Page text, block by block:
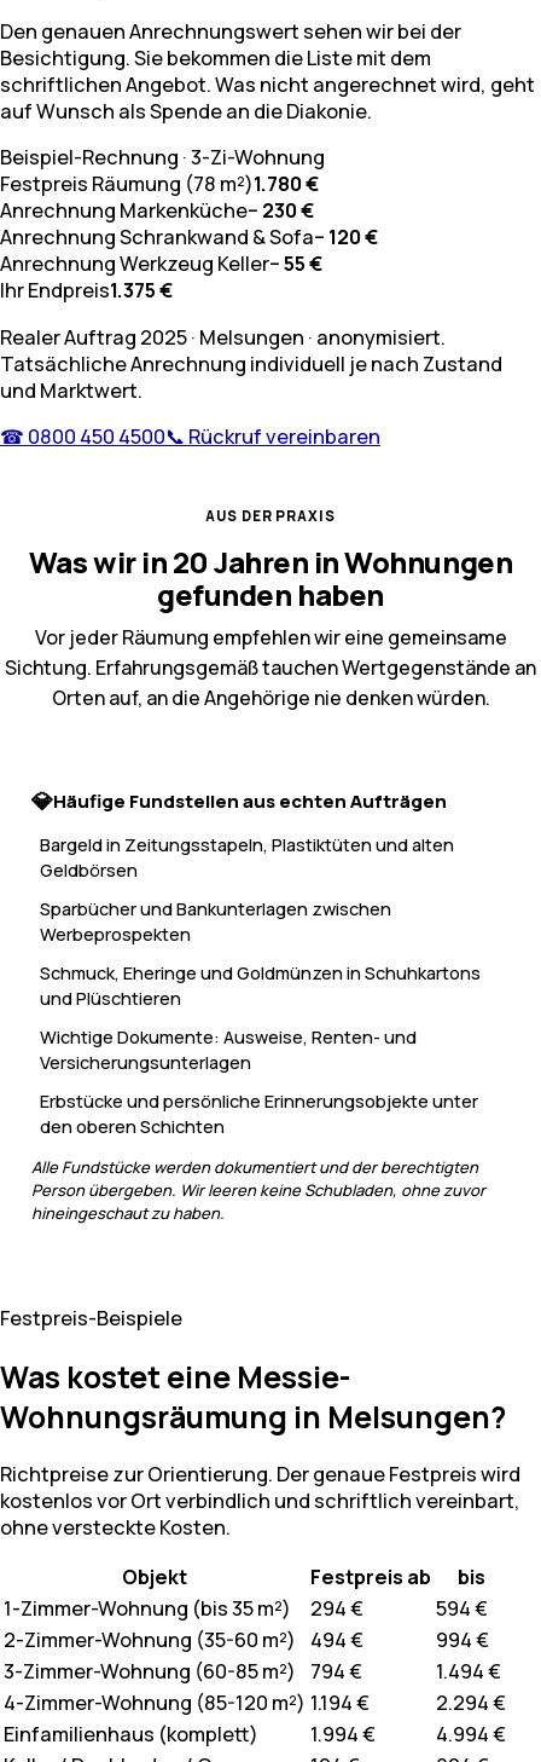
Den genauen Anrechnungswert sehen wir bei der
Besichtigung. Sie bekommen die Liste mit dem
schriftlichen Angebot. Was nicht angerechnet wird, geht
auf Wunsch als Spende an die Diakonie.
Beispiel-Rechnung · 3-Zi-Wohnung
Festpreis Räumung (78 m²)1.780 €
Anrechnung Markenküche− 230 €
Anrechnung Schrankwand & Sofa− 120 €
Anrechnung Werkzeug Keller− 55 €
Ihr Endpreis1.375 €
Realer Auftrag 2025 · Melsungen · anonymisiert.
Tatsächliche Anrechnung individuell je nach Zustand
und Marktwert.
☎ 0800 450 4500📞 Rückruf vereinbaren
AUS DER PRAXIS
Was wir in 20 Jahren in Wohnungen
gefunden haben
Vor jeder Räumung empfehlen wir eine gemeinsame
Sichtung. Erfahrungsgemäß tauchen Wertgegenstände an
Orten auf, an die Angehörige nie denken würden.
Häufige Fundstellen aus echten Aufträgen
Bargeld in Zeitungsstapeln, Plastiktüten und alten
Geldbörsen
Sparbücher und Bankunterlagen zwischen
Werbeprospekten
Schmuck, Eheringe und Goldmünzen in Schuhkartons
und Plüschtieren
Wichtige Dokumente: Ausweise, Renten- und
Versicherungsunterlagen
Erbstücke und persönliche Erinnerungsobjekte unter
den oberen Schichten
Alle Fundstücke werden dokumentiert und der berechtigten
Person übergeben. Wir leeren keine Schubladen, ohne zuvor
hineingeschaut zu haben.
Festpreis-Beispiele
Was kostet eine Messie-
Wohnungsräumung in Melsungen?
Richtpreise zur Orientierung. Der genaue Festpreis wird
kostenlos vor Ort verbindlich und schriftlich vereinbart,
ohne versteckte Kosten.
Objekt
Festpreis ab
bis
1-Zimmer-Wohnung (bis 35 m²)
294 €
594 €
2-Zimmer-Wohnung (35-60 m²)
494 €
994 €
3-Zimmer-Wohnung (60-85 m²)
794 €
1.494 €
4-Zimmer-Wohnung (85-120 m²) 1.194 €
2.294 €
Einfamilienhaus (komplett)
1.994 €
4.994 €